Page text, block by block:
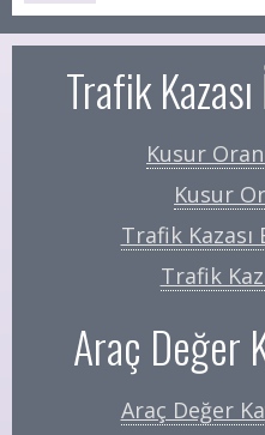
Trafik
Kusur
Kusur
Trafik
Trafik
Araç Değer
Araç Değer